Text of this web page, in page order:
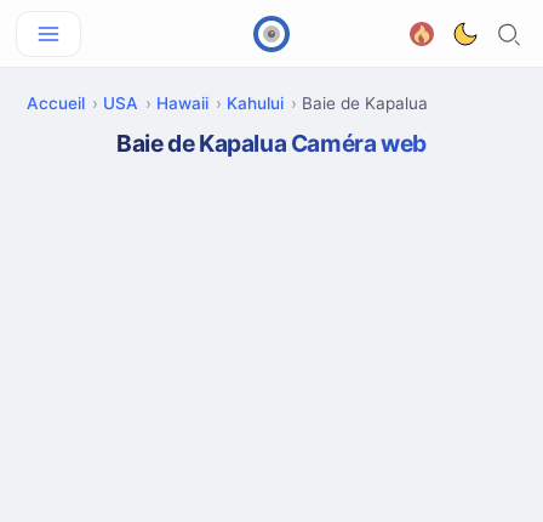
Accueil USA Hawaii Kahului Baie de Kapalua
Baie de Kapalua Caméra web